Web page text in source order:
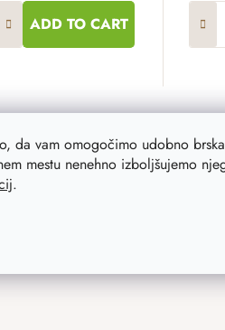
da vam omogočimo udobno
mestu nenehno izboljšujemo
.
ADD TO CART